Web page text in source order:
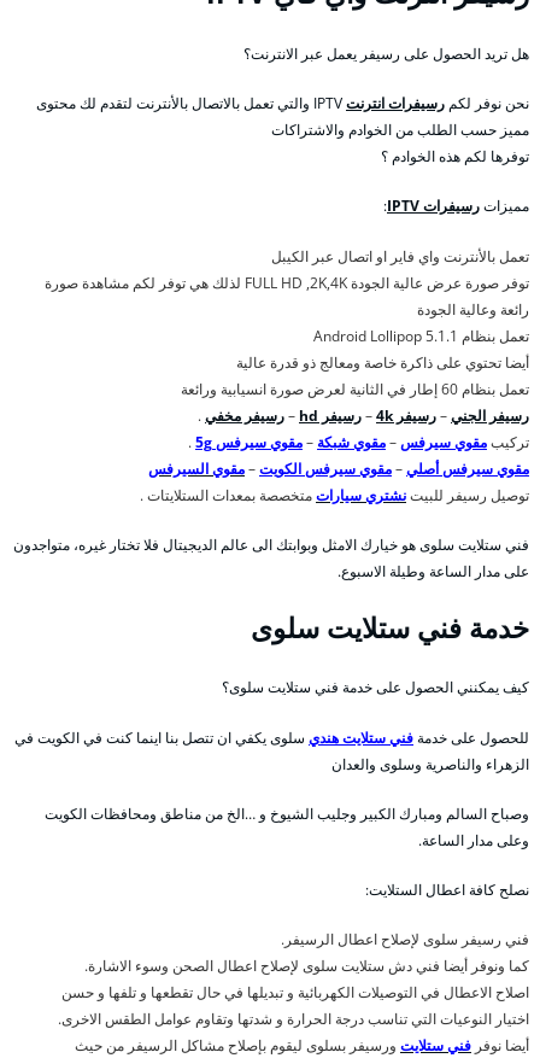
هل تريد الحصول على رسيفر يعمل عبر الانترنت؟
نحن نوفر لكم رسيفرات انترنت
IPTV والتي تعمل بالاتصال بالأنترنت لتقدم لك محتوى
مميز حسب الطلب من الخوادم والاشتراكات
توفرها لكم هذه الخوادم ؟
مميزاترسيفرات IPTV :
تعمل بالأنترنت واي فاير او اتصال عبر الكيبل
توفر صورة عرض عالية الجودة FULL HD ,2K,4K لذلك هي توفر لكم مشاهدة صورة
رائعة وعالية الجودة
تعمل بنظام Android Lollipop 5.1.1
أيضا تحتوي على ذاكرة خاصة ومعالج ذو قدرة عالية
تعمل بنظام 60 إطار في الثانية لعرض صورة انسيابية ورائعة
رسيفر الجني–رسيفر 4k –رسيفر hd –رسيفر مخفي.
تركيبمقوي سيرفس–مقوي شبكة –مقوي سيرفس 5g
.
مقوي سيرفس أصلي–مقوي سيرفس الكويت–مقوي السيرفس
توصيل رسيفر للبيتنشتري سياراتمتخصصة بمعدات الستلايتات .
فني ستلايت سلوى هو خيارك الامثل وبوابتك الى عالم الديجيتال فلا تختار غيره، متواجدون
على مدار الساعة وطيلة الاسبوع.
خدمة فني ستلايت سلوى
كيف يمكنني الحصول على خدمة فني ستلايت سلوى؟
للحصول على خدمةفني ستلايت هندي سلوى يكفي ان تتصل بنا اينما كنت في الكويت في
الزهراء والناصرية وسلوى والعدان
وصباح السالم ومبارك الكبير وجليب الشيوخ و …الخ من مناطق ومحافظات الكويت
وعلى مدار الساعة.
نصلح كافة اعطال الستلايت:
فني رسيفر سلوى لإصلاح اعطال الرسيفر.
كما ونوفر أيضا فني دش ستلايت سلوى لإصلاح اعطال الصحن وسوء الاشارة.
اصلاح الاعطال في التوصيلات الكهربائية و تبديلها في حال تقطعها و تلفها و حسن
اختيار النوعيات التي تناسب درجة الحرارة و شدتها وتقاوم عوامل الطقس الاخرى.
أيضا نوفر فني ستلايت ورسيفر بسلوى ليقوم بإصلاح مشاكل الرسيفر من حيث